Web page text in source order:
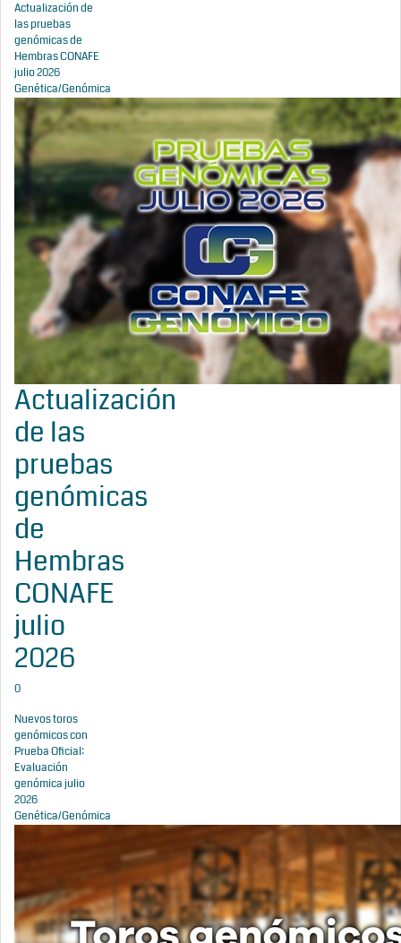
Actualización de
las pruebas
genómicas de
Hembras CONAFE
julio 2026
Genética/Genómica
Actualización
de las
pruebas
genómicas
de
Hembras
CONAFE
julio
2026
0
Nuevos toros
genómicos con
Prueba Oficial:
Evaluación
genómica julio
2026
Genética/Genómica